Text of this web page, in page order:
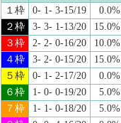
１枠
0- 1- 3-15/19 0.0%
２枠
3- 3- 1-13/20 15.0%
３枠
2- 2- 0-16/20 10.0%
４枠
3- 2- 0-15/20 15.0%
５枠
0- 1- 2-17/20 0.0%
６枠
1- 0- 0-19/20 5.0%
７枠
1- 1- 0-18/20 5.0%